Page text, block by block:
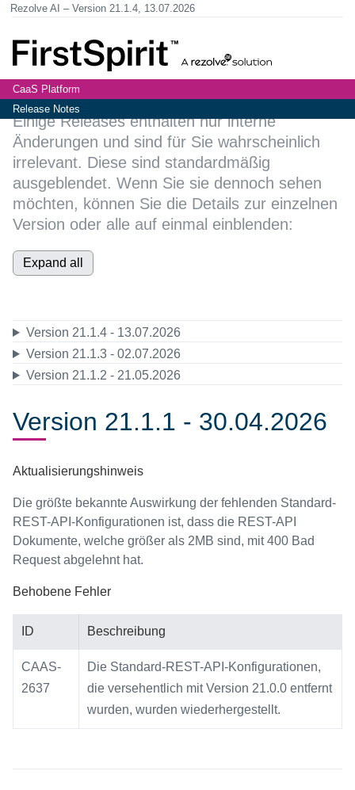
CaaS Platform
Release Notes
Rezolve AI Version 21.1.4, 13.07.2026
Einige Releases enthalten nur interne
Änderungen und sind für Sie wahrscheinlich
irrelevant. Diese sind standardmäßig
ausgeblendet. Wenn Sie sie dennoch sehen
möchten, können Sie die Details zur einzelnen
Version oder alle auf einmal einblenden:
Expand all
Version 21.1.4 - 13.07.2026
Version 21.1.3 - 02.07.2026
Version 21.1.2 - 21.05.2026
Version 21.1.1 - 30.04.2026
Aktualisierungshinweis
Die größte bekannte Auswirkung der fehlenden Standard-
REST-API-Konfigurationen ist, dass die REST-API
Dokumente, welche größer als 2MB sind, mit 400 Bad
Request abgelehnt hat.
Behobene Fehler
ID Beschreibung
CAAS-
2637
Die Standard-REST-API-Konfigurationen,
die versehentlich mit Version 21.0.0 entfernt
wurden, wurden wiederhergestellt.